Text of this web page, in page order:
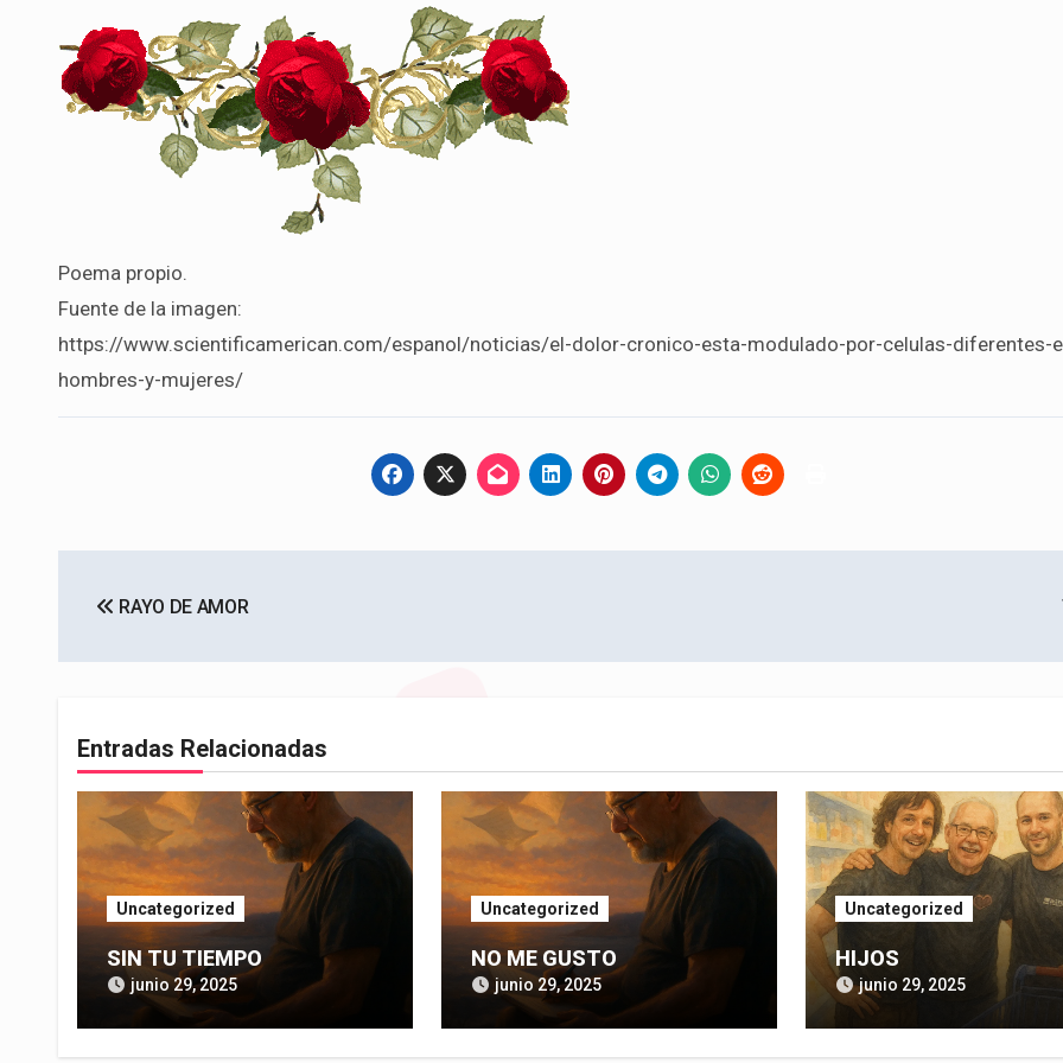
Poema propio.
Fuente de la imagen:
https://www.scientificamerican.com/espanol/noticias/el-dolor-cronico-esta-modulado-por-celulas-diferentes-
hombres-y-mujeres/
de
entradas
RAYO DE AMOR
Entradas Relacionadas
Uncategorized
SIN TU TIEMPO
junio 29, 2025
Uncategorized
NO ME GUSTO
junio 29, 2025
Uncategorized
HIJOS
junio 29, 2025